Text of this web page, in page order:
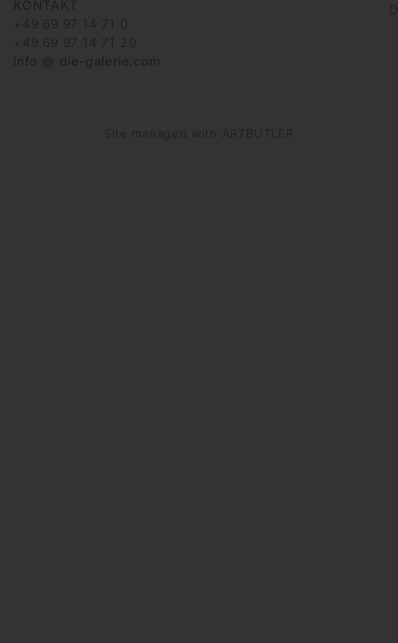
KONTAKT
+49 69 97 14 71 0
+49 69 97 14 71 20
info @ die-galerie.com
Site managed with ARTBUTLER